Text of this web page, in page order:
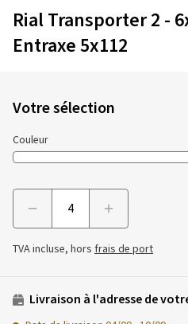
Rial Transporter 2 -
Entraxe 5x112
Votre sélection
Couleur
TVA incluse, hors frais de port
Livraison à l'adresse de